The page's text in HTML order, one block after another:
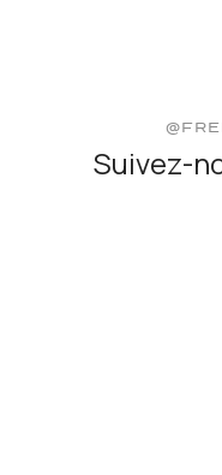
Suivez-